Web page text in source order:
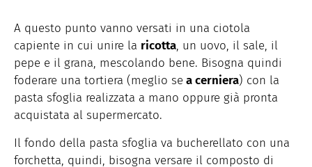
A questo punto vanno versati in una ciotola
capiente in cui unire la ricotta, un uovo, il sale, il
pepe e il grana, mescolando bene. Bisogna quindi
foderare una tortiera (meglio se a cerniera) con la
pasta sfoglia realizzata a mano oppure già pronta
acquistata al supermercato.
Il fondo della pasta sfoglia va bucherellato con una
forchetta, quindi, bisogna versare il composto di